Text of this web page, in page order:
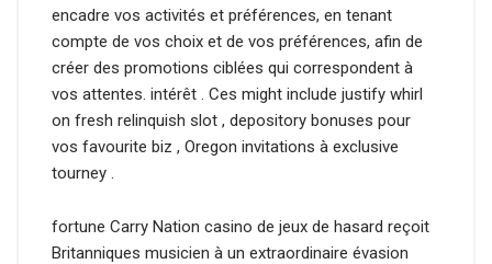
encadre vos activités et préférences, en tenant
compte de vos choix et de vos préférences, afin de
créer des promotions ciblées qui correspondent à
vos attentes. intérêt . Ces might include justify whirl
on fresh relinquish slot , depository bonuses pour
vos favourite biz , Oregon invitations à exclusive
tourney .
fortune Carry Nation casino de jeux de hasard reçoit
Britanniques musicien à un extraordinaire évasion